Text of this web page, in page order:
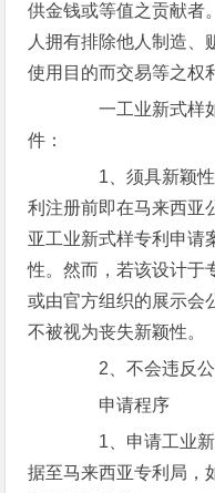
供金钱或等值之贡献者
人拥有排除他人制造、
使用目的而交易等之权
一工业新式样如
件：
1、须具新颖性
利注册前即在马来西亚
亚工业新式样专利申请
性。然而，若该设计于
或由官方组织的展示会
不被视为丧失新颖性。
2、不会违反公
申请程序
1、申请工业新
据至马来西亚专利局，